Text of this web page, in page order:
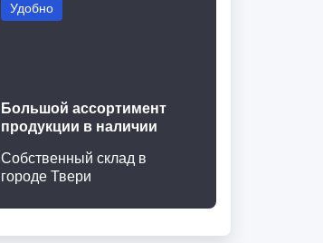
Удобно
Большой ассортимент
продукции в наличии
Собственный склад в
городе Твери